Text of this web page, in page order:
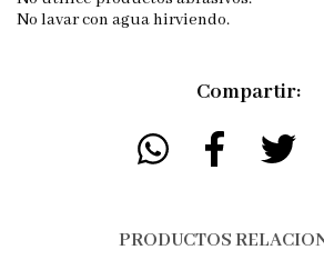
No lavar con agua hirviendo.
Compartir:
PRODUCTOS